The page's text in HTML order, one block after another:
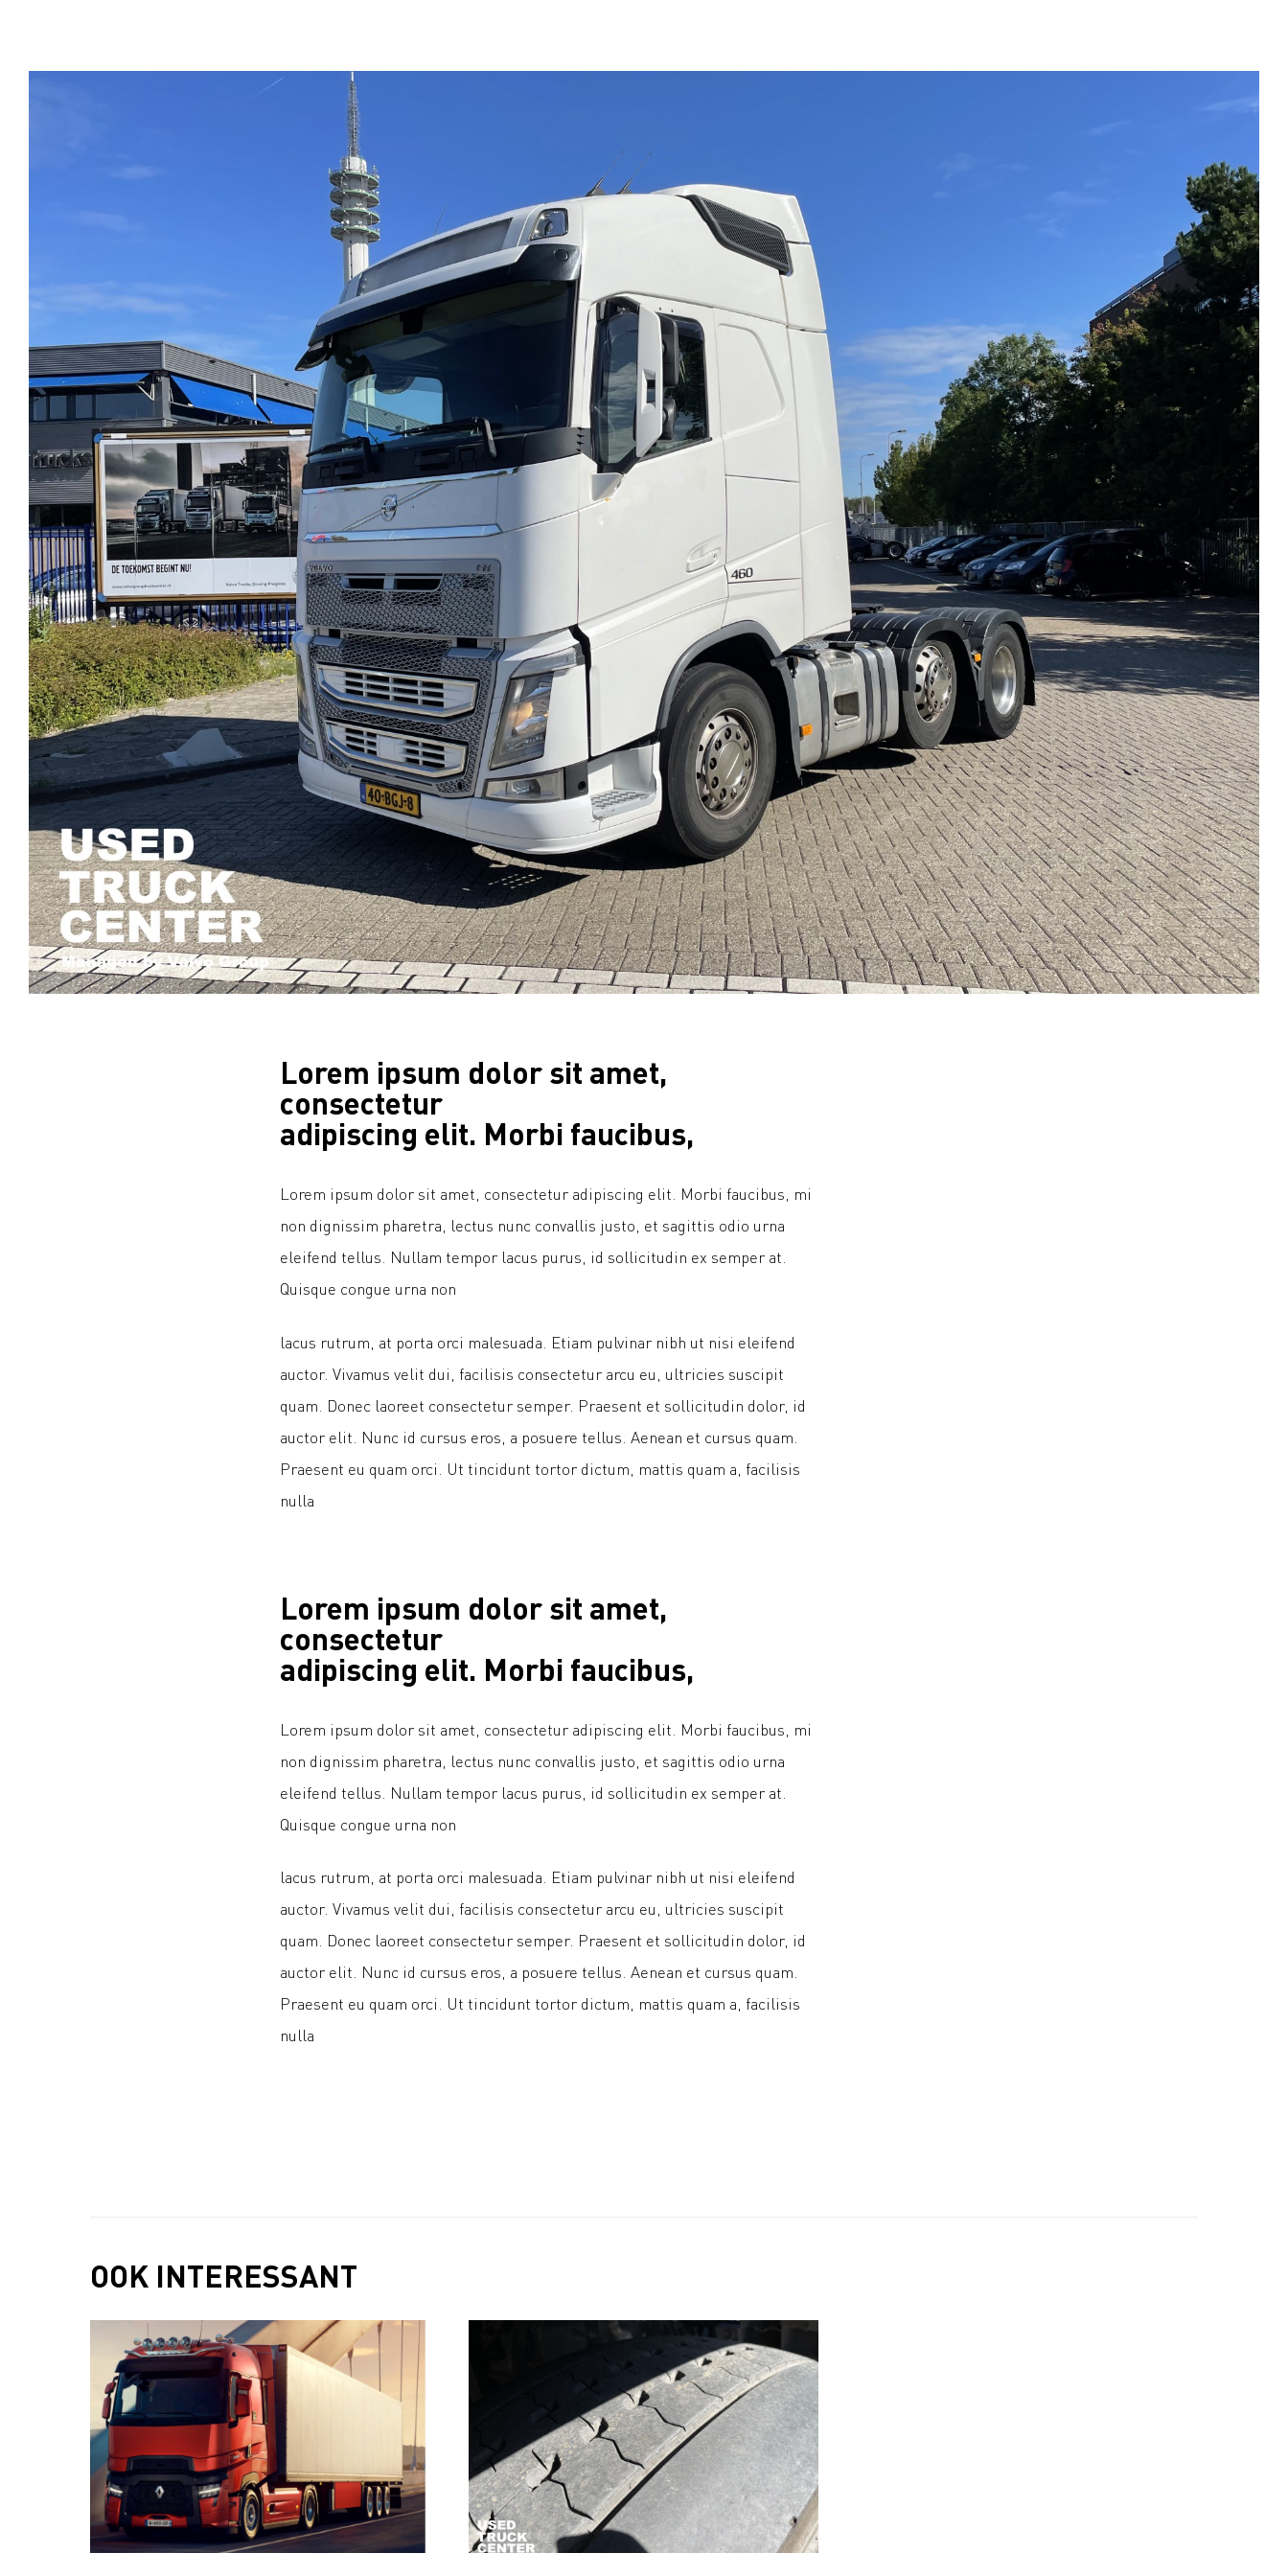
Lorem ipsum dolor sit amet,
consectetur
adipiscing elit. Morbi faucibus,
Lorem ipsum dolor sit amet, consectetur adipiscing elit. Morbi faucibus, mi
non dignissim pharetra, lectus nunc convallis justo, et sagittis odio urna
eleifend tellus. Nullam tempor lacus purus, id sollicitudin ex semper at.
Quisque congue urna non
lacus rutrum, at porta orci malesuada. Etiam pulvinar nibh ut nisi eleifend
auctor. Vivamus velit dui, facilisis consectetur arcu eu, ultricies suscipit
quam. Donec laoreet consectetur semper. Praesent et sollicitudin dolor, id
auctor elit. Nunc id cursus eros, a posuere tellus. Aenean et cursus quam.
Praesent eu quam orci. Ut tincidunt tortor dictum, mattis quam a, facilisis
nulla
Lorem ipsum dolor sit amet,
consectetur
adipiscing elit. Morbi faucibus,
Lorem ipsum dolor sit amet, consectetur adipiscing elit. Morbi faucibus, mi
non dignissim pharetra, lectus nunc convallis justo, et sagittis odio urna
eleifend tellus. Nullam tempor lacus purus, id sollicitudin ex semper at.
Quisque congue urna non
lacus rutrum, at porta orci malesuada. Etiam pulvinar nibh ut nisi eleifend
auctor. Vivamus velit dui, facilisis consectetur arcu eu, ultricies suscipit
quam. Donec laoreet consectetur semper. Praesent et sollicitudin dolor, id
auctor elit. Nunc id cursus eros, a posuere tellus. Aenean et cursus quam.
Praesent eu quam orci. Ut tincidunt tortor dictum, mattis quam a, facilisis
nulla
OOK INTERESSANT